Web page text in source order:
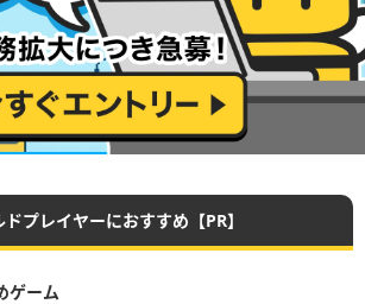
プレイヤーにおすすめ【PR】
ゲーム